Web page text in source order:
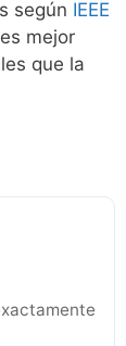
según IEEE
mejor
que la